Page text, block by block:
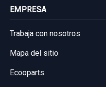
EMPRESA
Trabaja con nosotros
Mapa del sitio
Ecooparts